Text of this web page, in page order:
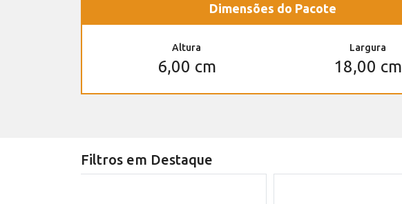
Dimensões do Pacote
Altura
6,00 cm
Largura
18,00 cm
Filtros em Destaque